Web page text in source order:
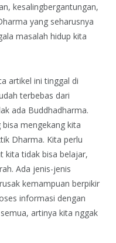
kesalingbergantungan,
yang seharusnya
masalah hidup kita
artikel ini tinggal di
terbebas dari
ada Buddhadharma.
mengekang kita
Dharma. Kita perlu
kita tidak bisa belajar,
Ada jenis-jenis
kemampuan berpikir
informasi dengan
artinya kita nggak